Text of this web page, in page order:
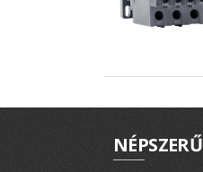
NÉPSZERŰ